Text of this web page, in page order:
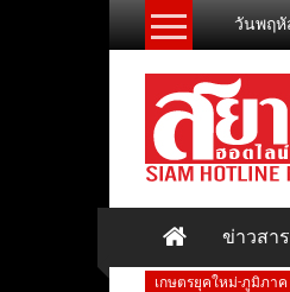
วันพฤหั
ข่าวสาร
เกษตรยุคใหม่-ภูมิภาค